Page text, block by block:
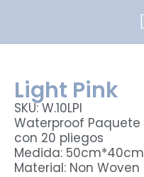
Light Pink
SKU: W.10LPI
Waterproof Paquete
con 20 pliegos
Medida: 50cm*40cm
Material: Non Woven